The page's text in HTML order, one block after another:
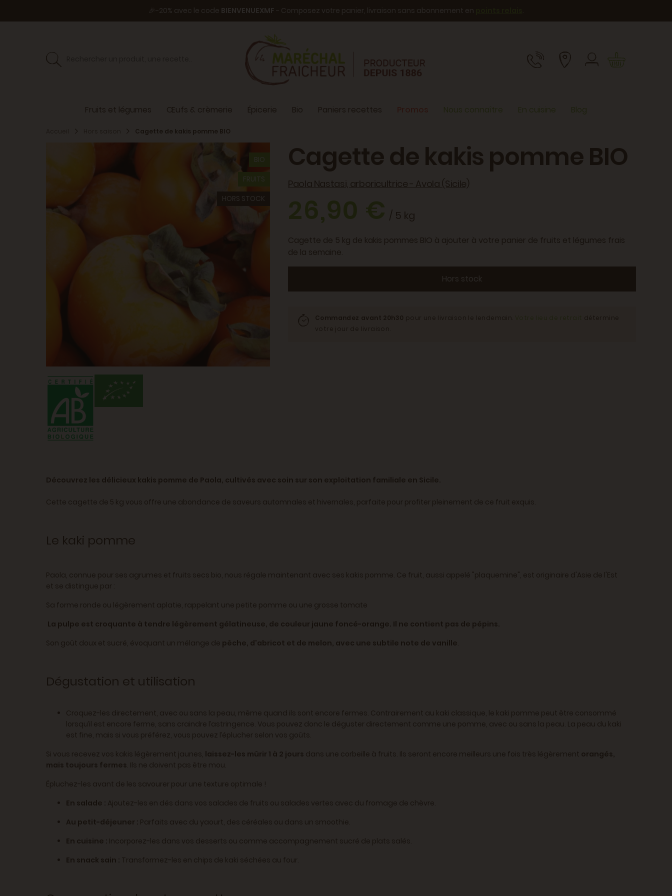
🎉-20% avec le code BIENVENUEXMF - Composez votre panier, livraison sans abonnement en .
Fruits et légumes Œufs & crèmerie Épicerie Bio Paniers recettes Nous connaître En cuisine Blog
Cagette de kakis pomme BIO
BIO
FRUITS
HORS STOCK
Cagette de kakis pomme BIO
Paola Nastasi, arboricultrice - Avola (Sicile)
26,90 €/ 5 kg
Cagette de 5 kg de kakis pommes BIO à ajouter à votre panier de fruits et légumes frais
de la semaine.
Hors stock
Découvrez les délicieux kakis pomme de Paola, cultivés avec soin sur son exploitation familiale en Sicile.
Cette cagette de 5 kg vous offre une abondance de saveurs automnales et hivernales, parfaite pour profiter pleinement de ce fruit exquis.
Le kaki pomme
Paola, connue pour ses agrumes et fruits secs bio, nous régale maintenant avec ses kakis pomme. Ce fruit, aussi appelé "plaquemine", est originaire d'Asie de l'Est
et se distingue par :
Sa forme ronde ou légèrement aplatie, rappelant une petite pomme ou une grosse tomate
La pulpe est croquante à tendre légèrement gélatineuse, de couleur jaune foncé-orange. Il ne contient pas de pépins.
Son goût doux et sucré, évoquant un mélange de pêche, d'abricot et de melon, avec une subtile note de vanille.
Dégustation et utilisation
Croquez-les directement, avec ou sans la peau, même quand ils sont encore fermes. Contrairement au kaki classique, le kaki pomme peut être consommé
lorsqu’il est encore ferme, sans craindre l’astringence. Vous pouvez donc le déguster directement comme une pomme, avec ou sans la peau. La peau du kaki
est fine, mais si vous préférez, vous pouvez l’éplucher selon vos goûts.
Si vous recevez vos kakis légèrement jaunes, laissez-les mûrir 1 à 2 jours dans une corbeille à fruits. Ils seront encore meilleurs une fois très légèrement orangés,
mais toujours fermes. Ils ne doivent pas être mou.
Épluchez-les avant de les savourer pour une texture optimale !
En salade : Ajoutez-les en dés dans vos salades de fruits ou salades vertes avec du fromage de chèvre.
Au petit-déjeuner : Parfaits avec du yaourt, des céréales ou dans un smoothie.
En cuisine : Incorporez-les dans vos desserts ou comme accompagnement sucré de plats salés.
En snack sain : Transformez-les en chips de kaki séchées au four.